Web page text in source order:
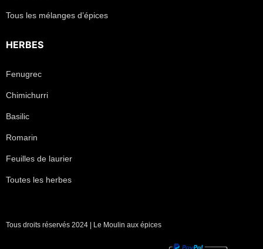
Tous les mélanges d’épices
HERBES
Fenugrec
Chimichurri
Basilic
Romarin
Feuilles de laurier
Toutes les herbes
Tous droits réservés 2024 | Le Moulin aux épices